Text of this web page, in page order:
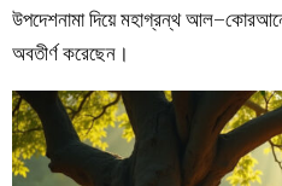
উপদেশনামা দিয়ে মহাগ্রন্থ
অবতীর্ণ করেছেন।